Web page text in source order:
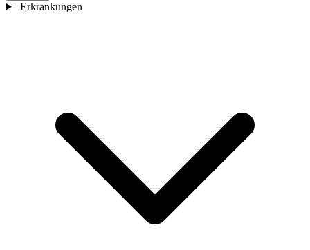
Erkrankungen